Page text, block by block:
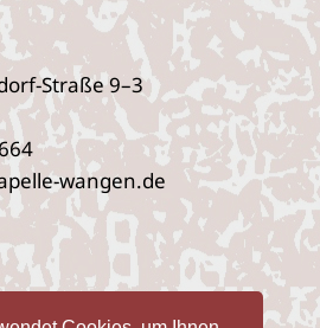
Straße 9–3
wangen.de